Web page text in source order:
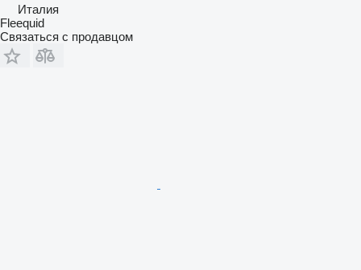
Италия
Fleequid
Связаться с продавцом